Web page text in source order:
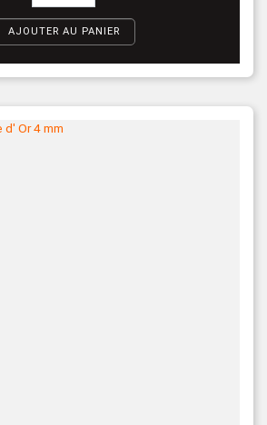
AJOUTER AU PANIER